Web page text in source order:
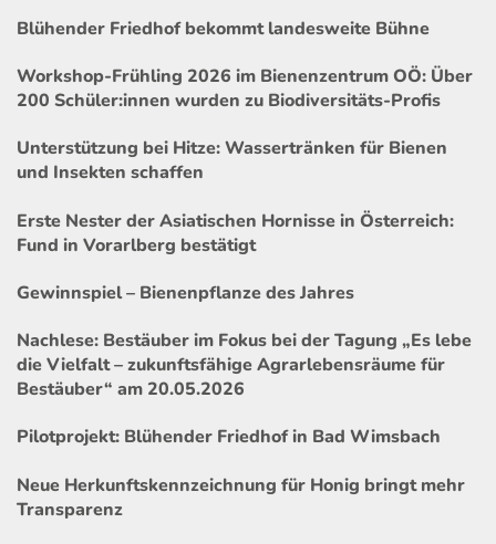
Blühender Friedhof bekommt landesweite Bühne
Workshop-Frühling 2026 im Bienenzentrum OÖ: Über
200 Schüler:innen wurden zu Biodiversitäts-Profis
Unterstützung bei Hitze: Wassertränken für Bienen
und Insekten schaffen
Erste Nester der Asiatischen Hornisse in Österreich:
Fund in Vorarlberg bestätigt
Gewinnspiel – Bienenpflanze des Jahres
Nachlese: Bestäuber im Fokus bei der Tagung „Es lebe
die Vielfalt – zukunftsfähige Agrarlebensräume für
Bestäuber“ am 20.05.2026
Pilotprojekt: Blühender Friedhof in Bad Wimsbach
Neue Herkunftskennzeichnung für Honig bringt mehr
Transparenz